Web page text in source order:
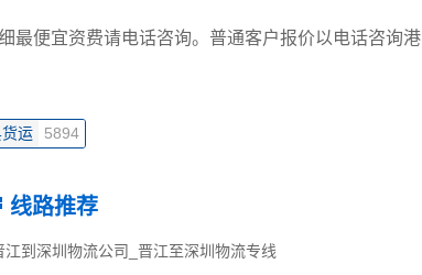
最便宜资费请电话咨询。普通客户报价以电话咨询港
运 5894
线路推荐
江到深圳物流公司_晋江至深圳物流专线